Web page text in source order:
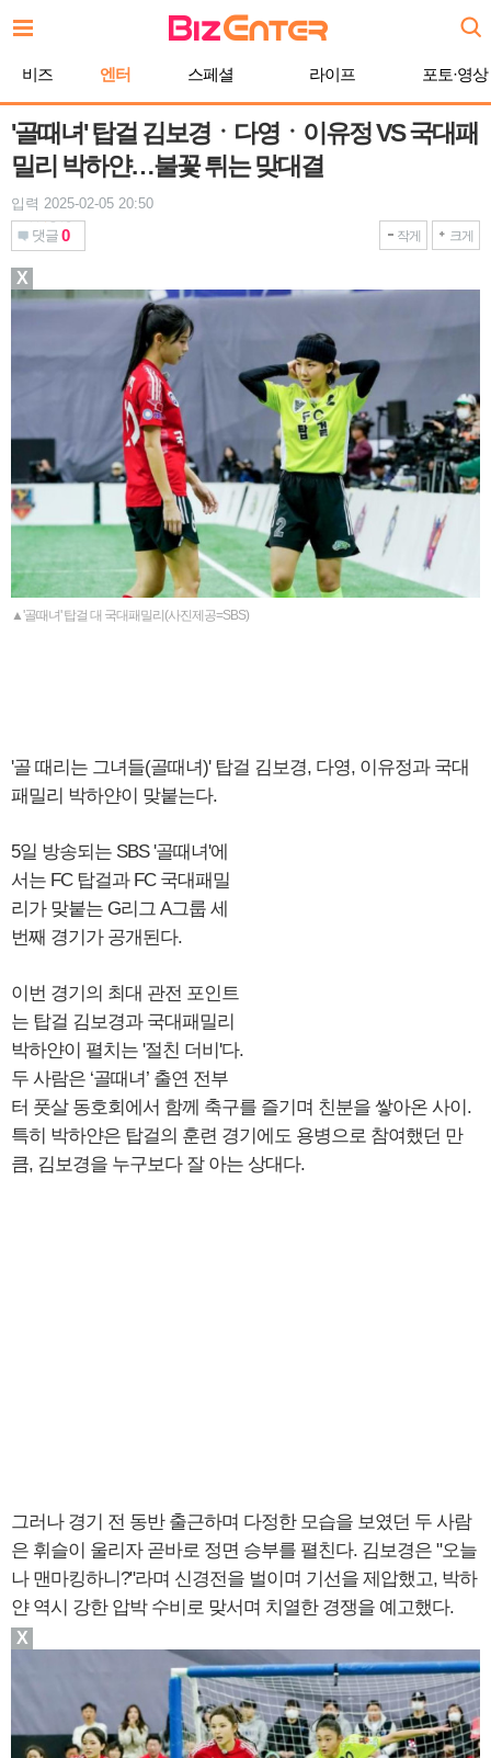
문
비즈 엔터 스페셜 라이프 포토·영상
'골때녀' 탑걸 김보경ㆍ다영ㆍ이유정 VS 국대패
밀리 박하얀…불꽃 튀는 맞대결
입력 2025-02-05 20:50
댓글 0 작게 크게
▲'골때녀' 탑걸 대 국대패밀리(사진제공=SBS)
'골 때리는 그녀들(골때녀)' 탑걸 김보경, 다영, 이유정과 국대
패밀리 박하얀이 맞붙는다.
5일 방송되는 SBS '골때녀'에
서는 FC 탑걸과 FC 국대패밀
리가 맞붙는 G리그 A그룹 세
번째 경기가 공개된다.
이번 경기의 최대 관전 포인트
는 탑걸 김보경과 국대패밀리
박하얀이 펼치는 '절친 더비'다.
두 사람은 ‘골때녀’ 출연 전부
터 풋살 동호회에서 함께 축구를 즐기며 친분을 쌓아온 사이.
특히 박하얀은 탑걸의 훈련 경기에도 용병으로 참여했던 만
큼, 김보경을 누구보다 잘 아는 상대다.
그러나 경기 전 동반 출근하며 다정한 모습을 보였던 두 사람
은 휘슬이 울리자 곧바로 정면 승부를 펼친다. 김보경은 "오늘
나 맨마킹하니?"라며 신경전을 벌이며 기선을 제압했고, 박하
얀 역시 강한 압박 수비로 맞서며 치열한 경쟁을 예고했다.
X
X